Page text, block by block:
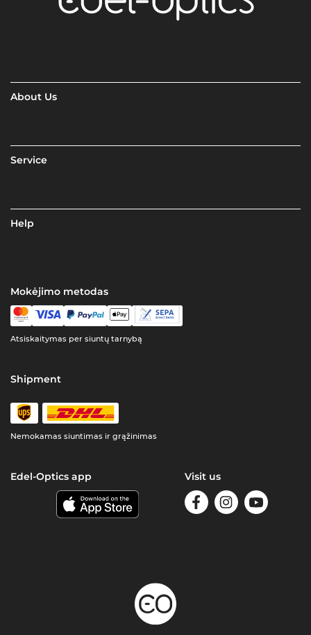
About Us
Service
Help
Mokėjimo metodas
Atsiskaitymas per siuntų tarnybą
Shipment
Nemokamas siuntimas ir grąžinimas
Edel-Optics app Visit us